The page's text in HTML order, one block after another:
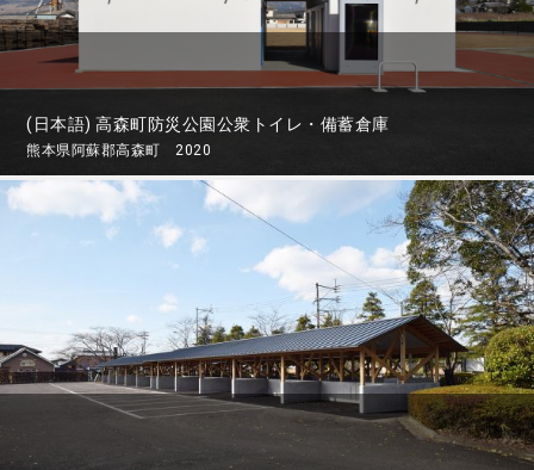
(日本語) 高森町防災公園公衆トイレ・備蓄倉庫
熊本県阿蘇郡高森町 2020